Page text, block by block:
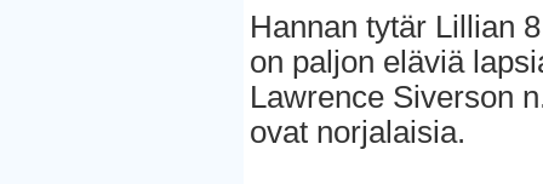
Hannan tytär Lillian
on paljon eläviä
Lawrence Siverson
ovat norjalaisia.